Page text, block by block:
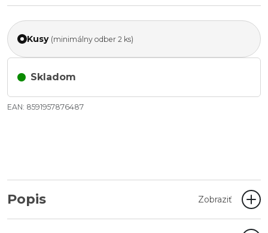
Kusy (minimálny odber 2 ks)
Skladom
EAN: 8591957876487
Popis Zobraziť